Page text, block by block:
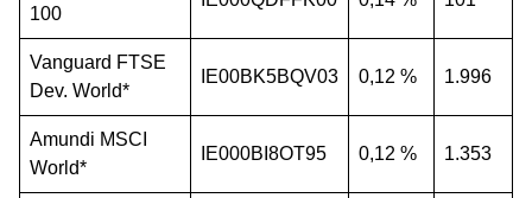
100
Vanguard FTSE
Dev. World*
IE00BK5BQV03 0,12 % 1.996
Amundi MSCI
World*
IE000BI8OT95 0,12 % 1.353